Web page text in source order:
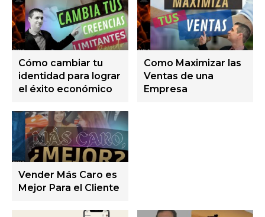
Cómo cambiar tu
identidad para lograr
el éxito económico
Como Maximizar las
Ventas de una
Empresa
Vender Más Caro es
Mejor Para el Cliente